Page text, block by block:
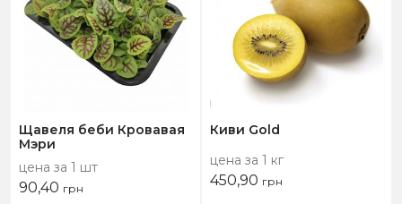
Щавеля беби Кровавая
Мэри
цена за 1 шт
90,40 грн
Киви Gold
цена за 1 кг
450,90 грн